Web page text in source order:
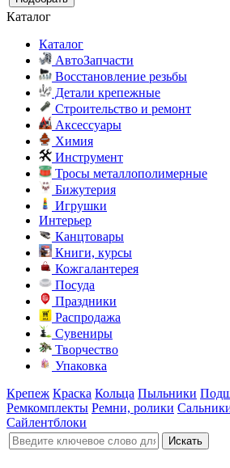
Каталог
Каталог
АвтоЗапчасти
Восстановление резьбы
Детали крепежные
Строительство и ремонт
Аксессуары
Химия
Инструмент
Тросы металлополимерные
Бижутерия
Игрушки
Интерьер
Канцтовары
Книги, курсы
Кожгалантерея
Посуда
Праздники
Распродажа
Сувениры
Творчество
Упаковка
Крепеж Краска Кольца Пыльники
Ремкомплекты Ремни, ролики
Сайлентблоки